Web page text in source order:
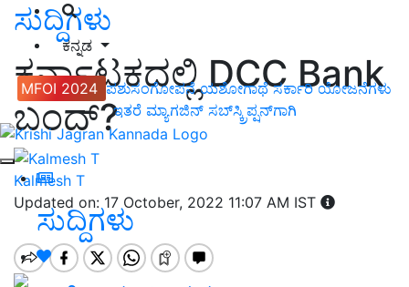
ಕನ್ನಡ
MFOI 2024 ಪಶುಸಂಗೋಪನೆ ಯಶೋಗಾಥೆ ಸರ್ಕಾರಿ ಯೋಜನೆಗಳು
ಇತರೆ ಮ್ಯಾಗಜಿನ್‌ ಸಬ್‌ಸ್ಕ್ರಿಪ್ಷನ್‌ಗಾಗಿ
ಸುದ್ದಿಗಳು
ಸುದ್ದಿಗಳು
ಕರ್ನಾಟಕದಲ್ಲಿ DCC Bank
ಬಂದ್?
Kalmesh T
Updated on: 17 October, 2022 11:07 AM IST